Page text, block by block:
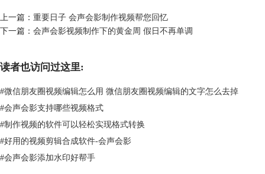
上一篇： 重要日子 会声会影制作视频帮您回忆
下一篇： 会声会影视频制作下的黄金周 假日不再单调
读者也访问过这里:
#微信朋友圈视频编辑怎么用 微信朋友圈视频编辑的文字怎么去掉
#会声会影支持哪些视频格式
#制作视频的软件可以轻松实现格式转换
#好用的视频剪辑合成软件-会声会影
#会声会影添加水印好帮手